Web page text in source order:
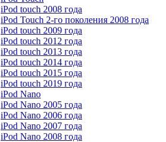
iPod touch 2008 года
iPod Touch 2-го поколения 2008 года
iPod touch 2009 года
iPod touch 2012 года
iPod touch 2013 года
iPod touch 2014 года
iPod touch 2015 года
iPod touch 2019 года
iPod Nano
iPod Nano 2005 года
iPod Nano 2006 года
iPod Nano 2007 года
iPod Nano 2008 года